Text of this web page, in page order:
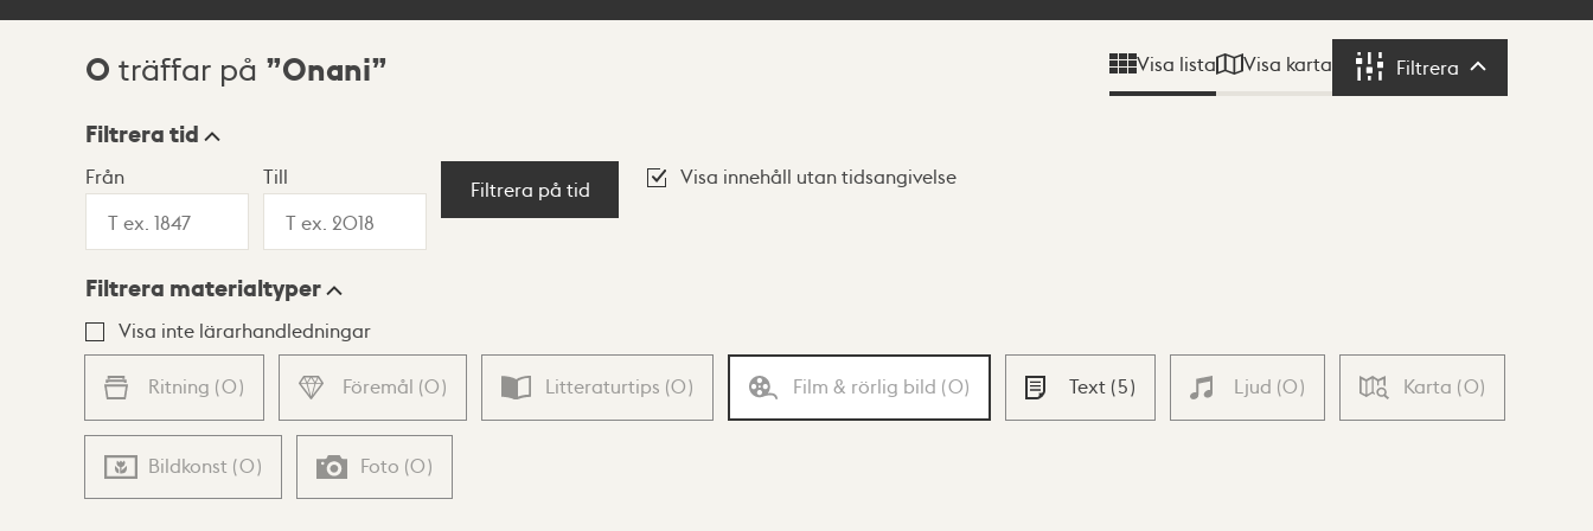
Sökresultat
0 träffar på Onani Visa lista Visa karta Filtrera Filtrera
Visningsläge
Lista Karta
Filtrera tid
Från Till
Filtrera på tid
Visa innehåll utan tidsangivelse
Filtrera materialtyper
Visa inte lärarhandledningar
Ritning (0) Föremål (0) Litteraturtips (0) Film & rörlig bild (0) Text (5) Ljud (0) Karta (0)
Bildkonst (0) Foto (0)